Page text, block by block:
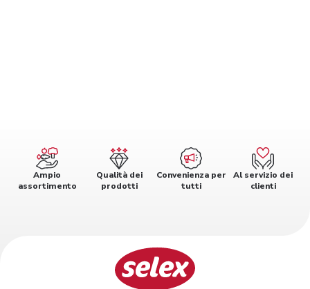
Ampio
assortimento
Qualità dei
prodotti
Convenienza per
tutti
Al servizio dei
clienti